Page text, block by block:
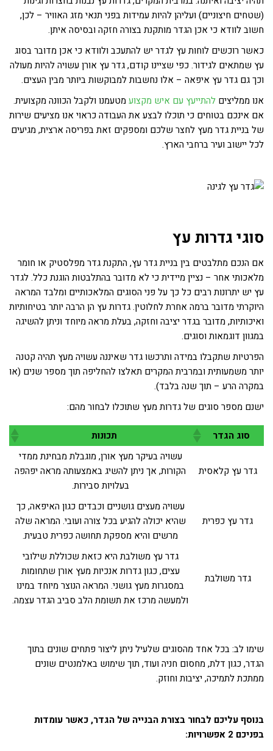
(שטחים חיצוניים) ועליהן להיות עמידות בפני תנאי מזג האוויר – לכן,
חשוב לוודא כי אכן הגדר מותקנת בצורה חזקה ובסיסה איתן.
כאשר רוכשים לוחות עץ לגדר יש להתעכב ולוודא כי אכן מדובר בסוג
עץ שמתאים לגידור. כפי שציינו קודם, גדר עץ אורן עשויה להיות מעולה
וכך גם גדר עץ איפאה – אלו נחשבות למבוקשות ביותר מבין העצים.
אנו ממליצים להתייעץ עם איש מקצועמטעמנו ולקבל הכוונה מקצועית.
אם אינכם בטוחים כי תוכלו לבצע את העבודה כראוי אנו מציעים שירות
של בניית גדר מעץ לחצר שלכם ומספקים זאת בפריסה ארצית, מגיעים
לכל יישוב ועיר ברחבי הארץ.
סוגי גדרות עץ
אם הנכם מתלבטים בין בניית גדר עץ, התקנת גדר מפלסטיק או חומר
מלאכותי אחר – נציין מיידית כי לא מדובר בהתלבטות הוגנת כלל. לגדר
עץ יש יתרונות רבים כל כך על פני הסוגים המלאכותיים ומלבד המראה
היוקרתי מדובר ברמה אחרת לחלוטין. גדרות עץ הן הרבה יותר בטיחותיות
ואיכותיות, מדובר בגדר יציבה וחזקה, בעלת מראה מיוחד וניתן להשיגה
במגוון דוגמאות וסוגים.
הפרטיות שתקבלו במידה ותרכשו גדר שאיננה עשויה מעץ תהיה קטנה
יותר משמעותית ובמרבית המקרים תאלצו להחליפה תוך מספר שנים (או
במקרה הרע – תוך שנה בלבד).
ישנם מספר סוגים של גדרות מעץ שתוכלו לבחור מהם:
סוג הגדר תכונות
גדר עץ קלאסית
עשויה בעיקר מעץ אורן, מוגבלת מבחינת ממדי
הקורות, אך ניתן להשיג באמצעותה מראה יפהפה
בעלויות סבירות.
גדר עץ כפרית
עשויה מעצים גושניים וכבדים כגון האיפאה, כך
שהיא יכולה להגיע בכל צורה ועובי. המראה שלה
מרשים והיא מספקת תחושה כפרית טבעית.
גדר משולבת
גדר עץ משולבת היא כזאת שכוללת שילובי
עצים, כגון גדרות אנכיות מעץ אורן שתחומות
במסגרות מעץ גושני. המראה הנוצר מיוחד במינו
ולמעשה מרכז את תשומת הלב סביב הגדר עצמה.
שימו לב: בכל אחד מהסוגים שלעיל ניתן ליצור פתחים שונים בתוך
הגדר, כגון דלת, מחסום חניה ועוד, תוך שימוש באלמנטים שונים
ממתכת לתמיכה, יציבות וחוזק.
בנוסף עליכם לבחור בצורת הבנייה של הגדר, כאשר עומדות
בפניכם 2 אפשרויות: